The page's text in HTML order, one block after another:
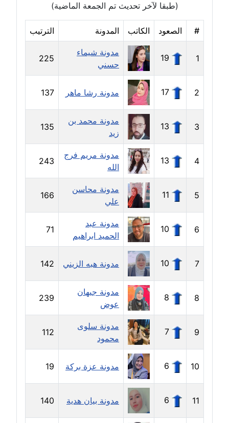
مدونة دعاء الشاهد
مدونة دينا عاصم
مدونة دينا منير
عاملة
مدونة راقية الدويك
عاملة
مدونة رانيا ثروت
عاملة
مدونة رجاء دياب
عاملة
مدونة رحاب منيعم
مدونة رشا السعدي
مدونة رشا شمس الدين
عاملة
مدونة رشا كمال
عاملة
مدونة رشا ماهر
(طبقا لآخر تحديث تم الجمعة الماضية)
# الصعود الكاتب المدونة الترتيب
1
19
مدونة شيماء
حسني
225
2
17 مدونة رشا ماهر 137
3
13
مدونة محمد بن
زيد
135
4
13
مدونة مريم فرج
الله
243
5
11
مدونة محاسن
علي
166
6
10
مدونة عبد
الحميد ابراهيم
71
7
10 مدونة هبه الزيني 142
8
8
مدونة جيهان
عوض
239
9
7
مدونة سلوى
محمود
112
10
6 مدونة عزة بركة 19
11
6 مدونة بيان هدية 140